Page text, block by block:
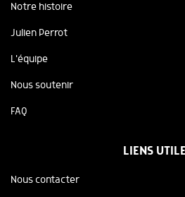
Notre histoire
Julien Perrot
L'équipe
Nous soutenir
FAQ
LIENS
Nous contacter